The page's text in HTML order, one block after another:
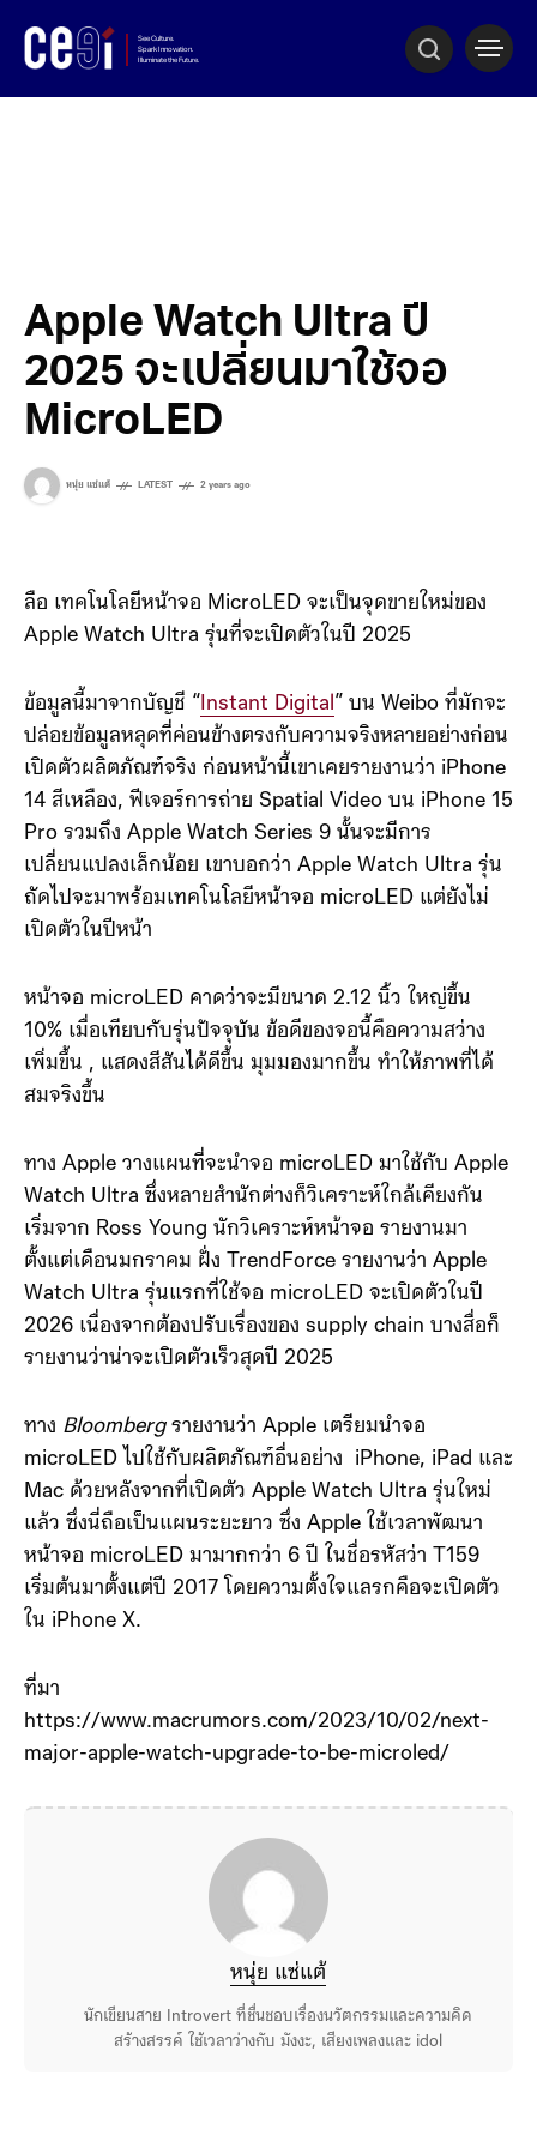
Apple Watch Ultra ปี
2025 จะเปลี่ยนมาใช้จอ
MicroLED
หนุ่ย แซ่แต้ LATEST 2 years ago
ลือ เทคโนโลยีหน้าจอ MicroLED จะเป็นจุดขายใหม่ของ
Apple Watch Ultra รุ่นที่จะเปิดตัวในปี 2025
ข้อมูลนี้มาจากบัญชี “Instant Digital” บน Weibo ที่มักจะ
ปล่อยข้อมูลหลุดที่ค่อนข้างตรงกับความจริงหลายอย่างก่อน
เปิดตัวผลิตภัณฑ์จริง ก่อนหน้านี้เขาเคยรายงานว่า iPhone
14 สีเหลือง, ฟีเจอร์การถ่าย Spatial Video บน iPhone 15
Pro รวมถึง Apple Watch Series 9 นั้นจะมีการ
เปลี่ยนแปลงเล็กน้อย เขาบอกว่า Apple Watch Ultra รุ่น
ถัดไปจะมาพร้อมเทคโนโลยีหน้าจอ microLED แต่ยังไม่
เปิดตัวในปีหน้า
หน้าจอ microLED คาดว่าจะมีขนาด 2.12 นิ้ว ใหญ่ขึ้น
10% เมื่อเทียบกับรุ่นปัจจุบัน ข้อดีของจอนี้คือความสว่าง
เพิ่มขึ้น , แสดงสีสันได้ดีขึ้น มุมมองมากขึ้น ทำให้ภาพที่ได้
สมจริงขึ้น
ทาง Apple วางแผนที่จะนำจอ microLED มาใช้กับ Apple
Watch Ultra ซึ่งหลายสำนักต่างก็วิเคราะห์ใกล้เคียงกัน
เริ่มจาก Ross Young นักวิเคราะห์หน้าจอ รายงานมา
ตั้งแต่เดือนมกราคม ฝั่ง TrendForce รายงานว่า Apple
Watch Ultra รุ่นแรกที่ใช้จอ microLED จะเปิดตัวในปี
2026 เนื่องจากต้องปรับเรื่องของ supply chain บางสื่อก็
รายงานว่าน่าจะเปิดตัวเร็วสุดปี 2025
ทาง Bloombergรายงานว่า Apple เตรียมนำจอ
microLED ไปใช้กับผลิตภัณฑ์อื่นอย่าง iPhone, iPad และ
Mac ด้วยหลังจากที่เปิดตัว Apple Watch Ultra รุ่นใหม่
แล้ว ซึ่งนี่ถือเป็นแผนระยะยาว ซึ่ง Apple ใช้เวลาพัฒนา
หน้าจอ microLED มามากกว่า 6 ปี ในชื่อรหัสว่า T159
เริ่มต้นมาตั้งแต่ปี 2017 โดยความตั้งใจแลรกคือจะเปิดตัว
ใน iPhone X.
ที่มา
https://www.macrumors.com/2023/10/02/next-
major-apple-watch-upgrade-to-be-microled/
หนุ่ย แซ่แต้
นักเขียนสาย Introvert ที่ชื่นชอบเรื่องนวัตกรรมและความคิด
สร้างสรรค์ ใช้เวลาว่างกับ มังงะ, เสียงเพลงและ idol